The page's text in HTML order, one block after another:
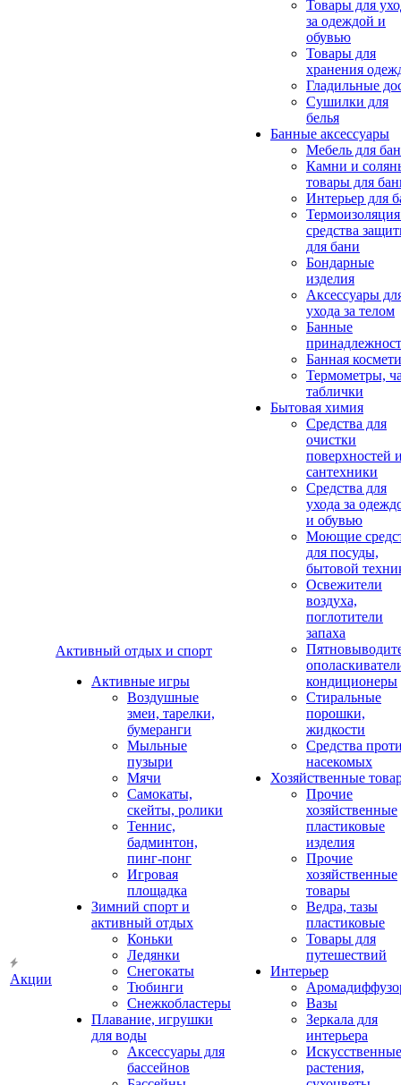
Акции
Активный отдых и спорт
Активные игры
Воздушные
змеи, тарелки,
бумеранги
Мыльные
пузыри
Мячи
Самокаты,
скейты, ролики
Теннис,
бадминтон,
пинг-понг
Игровая
площадка
Зимний спорт и
активный отдых
Коньки
Ледянки
Снегокаты
Тюбинги
Снежкобластеры
Плавание, игрушки
для воды
Аксессуары для
бассейнов
Товары для
за одеждой и
обувью
Товары для
хранения
Гладильные
Сушилки для
белья
Банные аксессуары
Мебель для
Камни и
товары для
Интерьер для
средства
для бани
Бондарные
изделия
Аксеcсуары
ухода за телом
Банные
Банная
Термометры,
таблички
Бытовая химия
Средства для
очистки
поверхностей
сантехники
Средства для
ухода за
и обувью
Моющие
для посуды,
бытовой
Освежители
воздуха,
поглотители
запаха
кондиционеры
Стиральные
порошки,
жидкости
Средства
насекомых
Хозяйственные
Прочие
хозяйственные
пластиковые
изделия
Прочие
хозяйственные
товары
Ведра, тазы
пластиковые
Товары для
путешествий
Интерьер
Вазы
Зеркала для
интерьера
Искусственные
растения,